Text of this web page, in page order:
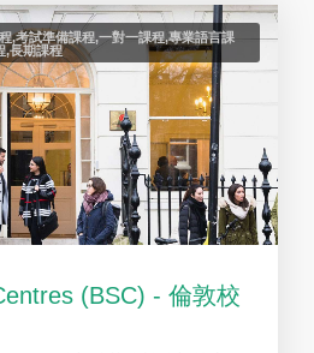
,考試準備課程,一對一課程,專業語言課
,長期課程
(BSC) - 倫敦校